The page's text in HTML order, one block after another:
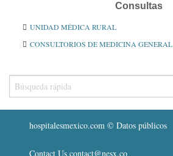
Consultas
UNIDAD MÉDICA RURAL
CONSULTORIOS DE MEDICINA GENERAL
hospitalesmexico.com © Datos públicos
Contact Us contact@nesx.co